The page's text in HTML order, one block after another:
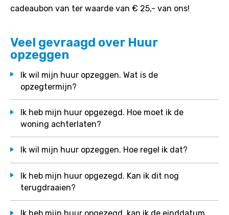
cadeaubon van ter waarde van € 25,- van ons!
Veel gevraagd over Huur
opzeggen
Ik wil mijn huur opzeggen. Wat is de
opzegtermijn?
Ik heb mijn huur opgezegd. Hoe moet ik de
woning achterlaten?
Ik wil mijn huur opzeggen. Hoe regel ik dat?
Ik heb mijn huur opgezegd. Kan ik dit nog
terugdraaien?